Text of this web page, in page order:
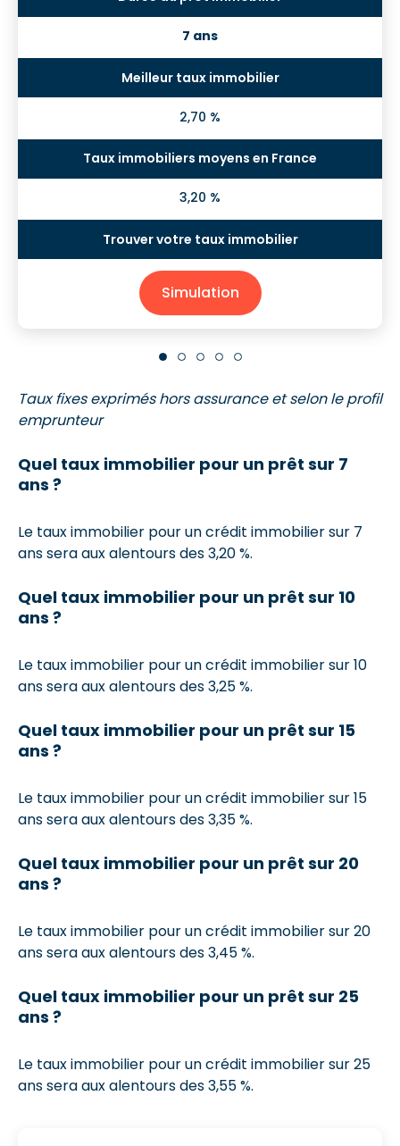
7 ans
2,70 %
3,20 %
Simulation
Taux fixes exprimés hors assurance et selon le profil
emprunteur
Quel taux immobilier pour un prêt sur 7
ans ?
Le taux immobilier pour un crédit immobilier sur 7
ans sera aux alentours des 3,20 %.
Quel taux immobilier pour un prêt sur 10
ans ?
Le taux immobilier pour un crédit immobilier sur 10
ans sera aux alentours des 3,25 %.
Quel taux immobilier pour un prêt sur 15
ans ?
Le taux immobilier pour un crédit immobilier sur 15
ans sera aux alentours des 3,35 %.
Quel taux immobilier pour un prêt sur 20
ans ?
Le taux immobilier pour un crédit immobilier sur 20
ans sera aux alentours des 3,45 %.
Quel taux immobilier pour un prêt sur 25
ans ?
Le taux immobilier pour un crédit immobilier sur 25
ans sera aux alentours des 3,55 %.